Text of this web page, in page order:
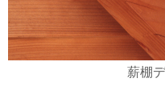
薪棚